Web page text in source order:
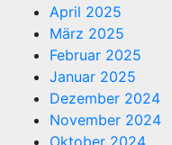
April 2025
März 2025
Februar 2025
Januar 2025
Dezember 2024
November 2024
Oktober 2024